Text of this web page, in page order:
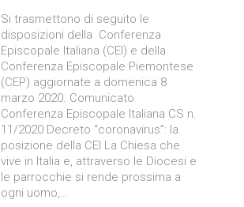
Si trasmettono di seguito le
disposizioni della Conferenza
Episcopale Italiana (CEI) e della
Conferenza Episcopale Piemontese
(CEP) aggiornate a domenica 8
marzo 2020. Comunicato
Conferenza Episcopale Italiana CS n.
11/2020 Decreto “coronavirus”: la
posizione della CEI La Chiesa che
vive in Italia e, attraverso le Diocesi e
le parrocchie si rende prossima a
ogni uomo,…